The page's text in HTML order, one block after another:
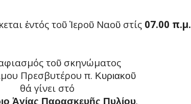
ἐντός τοῦ ἹεροῦΝαοῦστίς07.00 π.μ.
τοῦσκηνώματος
Πρεσβυτέρου π. Κυριακοῦ
θά γίνει στό
Ἁγίας Παρασκευῆς Πυλίου.